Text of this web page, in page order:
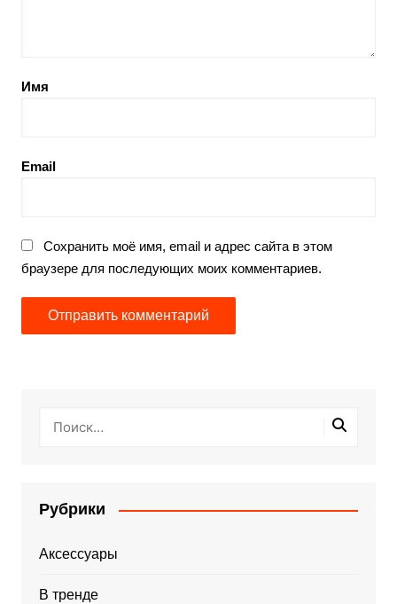
Имя
Email
Сохранить моё имя, email и адрес сайта в этом
браузере для последующих моих комментариев.
Рубрики
Аксессуары
В тренде